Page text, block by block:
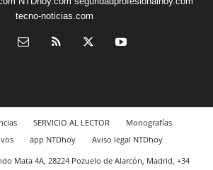
tecno-noticias.com
SERVICIO AL LECTOR
Monografías
app NTDhoy
Aviso legal NTDhoy
Mata 4A, 28224 Pozuelo de Alarcón, Madrid, +34